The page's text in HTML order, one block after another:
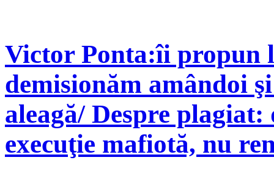
Victor Ponta:îi propun
demisionăm amândoi
aleagă/ Despre
execuţie mafiotă, nu